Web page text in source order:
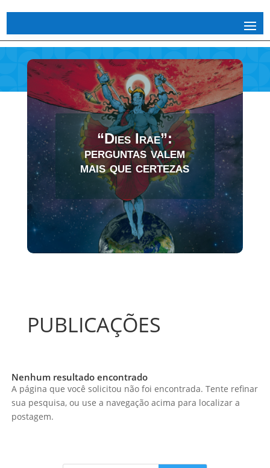
“Dies Irae”:
perguntas valem
mais que certezas
PUBLICAÇÕES
Nenhum resultado encontrado
A página que você solicitou não foi encontrada. Tente refinar
sua pesquisa, ou use a navegação acima para localizar a
postagem.